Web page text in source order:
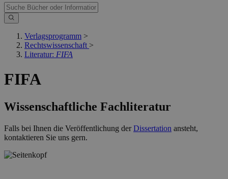
Verlagsprogramm >
Rechtswissenschaft >
Literatur: FIFA
FIFA
Wissenschaftliche Fachliteratur
Falls bei Ihnen die Veröffentlichung derDissertation ansteht,
kontaktieren Sie uns gern.